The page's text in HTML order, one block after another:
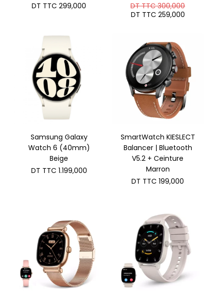
DT TTC 299,000 DT TTC300,000Le
DT TTC 259,000Le
TTC
Samsung Galaxy
Watch 6 (40mm)
Beige
DT TTC 1.199,000
SmartWatch KIESLECT
Balancer | Bluetooth
V5.2 + Ceinture
Marron
DT TTC 199,000